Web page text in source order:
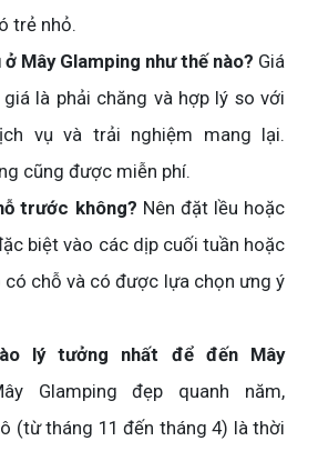
trẻ nhỏ.
Mây Glamping như thế nào? Giá
là phải chăng và hợp lý so với
vụ và trải nghiệm mang lại.
cũng được miễn phí.
trước không? Nên đặt lều hoặc
biệt vào các dịp cuối tuần hoặc
có chỗ và có được lựa chọn ưng ý
lý tưởng nhất để đến Mây
Glamping đẹp quanh năm,
(từ tháng 11 đến tháng 4) là thời